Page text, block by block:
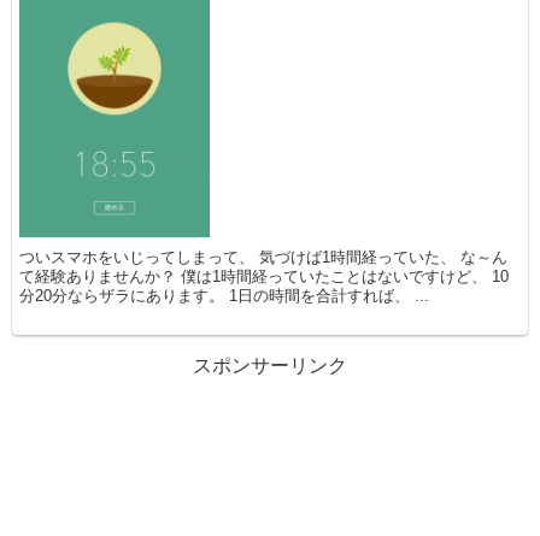
ついスマホをいじってしまって、 気づけば1時間経っていた、 な～ん
て経験ありませんか？ 僕は1時間経っていたことはないですけど、 10
分20分ならザラにあります。 1日の時間を合計すれば、 ...
スポンサーリンク